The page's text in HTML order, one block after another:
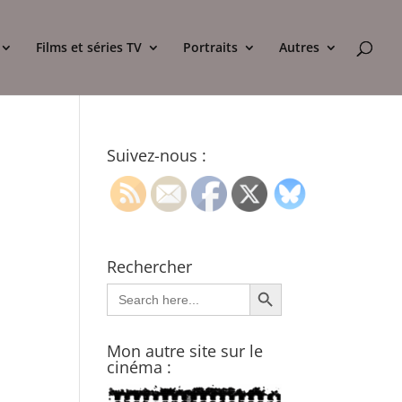
Films et séries TV Portraits Autres
Suivez-nous :
Rechercher
Search
for:
Search Button
Mon autre site sur le
cinéma :